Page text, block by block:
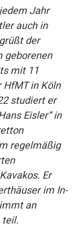
Jahr
auch in
der
geborenen
mit 11
in Köln
studiert er
Eisler“ in
regelmäßig
Er
im In-
an